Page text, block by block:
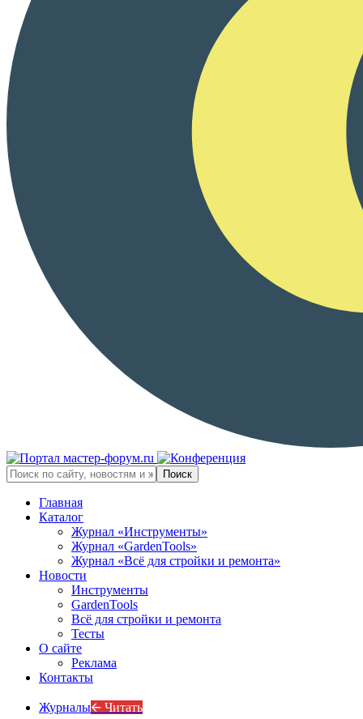
Главная
Каталог
Журнал «Инструменты»
Журнал «GardenTools»
Журнал «Всё для стройки и ремонта»
Новости
Инструменты
GardenTools
Всё для стройки и ремонта
Тесты
О сайте
Реклама
Контакты
Журналы🡨 Читать